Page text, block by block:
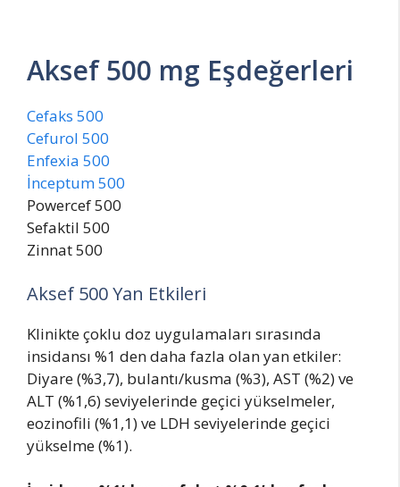
Aksef 500 mg Eşdeğerleri
Cefaks 500
Cefurol 500
Enfexia 500
İnceptum 500
Powercef 500
Sefaktil 500
Zinnat 500
Aksef 500 Yan Etkileri
Klinikte çoklu doz uygulamaları sırasında
insidansı %1 den daha fazla olan yan etkiler:
Diyare (%3,7), bulantı/kusma (%3), AST (%2) ve
ALT (%1,6) seviyelerinde geçici yükselmeler,
eozinofili (%1,1) ve LDH seviyelerinde geçici
yükselme (%1).